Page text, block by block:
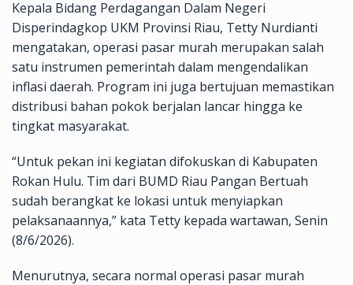
Kepala Bidang Perdagangan Dalam Negeri
Disperindagkop UKM Provinsi Riau, Tetty Nurdianti
mengatakan, operasi pasar murah merupakan salah
satu instrumen pemerintah dalam mengendalikan
inflasi daerah. Program ini juga bertujuan memastikan
distribusi bahan pokok berjalan lancar hingga ke
tingkat masyarakat.
“Untuk pekan ini kegiatan difokuskan di Kabupaten
Rokan Hulu. Tim dari BUMD Riau Pangan Bertuah
sudah berangkat ke lokasi untuk menyiapkan
pelaksanaannya,” kata Tetty kepada wartawan, Senin
(8/6/2026).
Menurutnya, secara normal operasi pasar murah